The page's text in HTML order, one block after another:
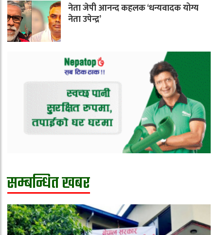
नेता जेपी आनन्द कहलक ‘धन्यवादक योग्य
नेता उपेन्द्र’
सम्बन्धित खबर